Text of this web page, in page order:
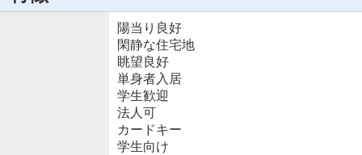
陽当り良好
閑静な住宅地
眺望良好
単身者入居
学生歓迎
法人可
カードキー
学生向け